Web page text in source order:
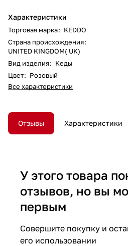
Характеристики
Торговая марка: KEDDO
Страна происхождения:
UNITED KINGDOM( UK)
Вид изделия: Кеды
Цвет: Розовый
Все характеристики
Отзывы Характеристики
У этого товара
отзывов, но вы
первым
Совершите покупку и
его использовании